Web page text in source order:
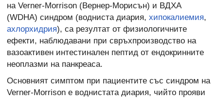
на Verner-Morrison (Вернер-Морисън) и ВДХА
(WDHA) синдром (водниста диария, хипокалиемия,
ахлорхидрия), са резултат от физиологичните
ефекти, наблюдавани при свръхпроизводство на
вазоактивен интестинален пептид от ендокринните
неоплазми на панкреаса.
Основният симптом при пациентите със синдром на
Verner-Morrison е воднистата диария, чийто прояви